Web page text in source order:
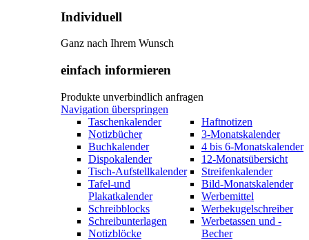
Individuell
Ganz nach Ihrem Wunsch
einfach informieren
Produkte unverbindlich anfragen
Navigation überspringen
Taschenkalender
Notizbücher
Buchkalender
Dispokalender
Tisch-Aufstellkalender
Tafel-und
Plakatkalender
Schreibblocks
Schreibunterlagen
Notizblöcke
Haftnotizen
3-Monatskalender
4 bis 6-Monatskalender
12-Monatsübersicht
Streifenkalender
Bild-Monatskalender
Werbemittel
Werbekugelschreiber
Werbetassen und -
Becher